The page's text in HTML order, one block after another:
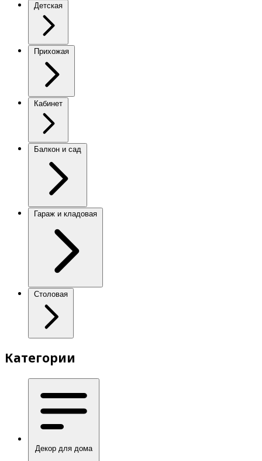
Детская
Прихожая
Кабинет
Балкон и сад
Гараж и кладовая
Столовая
Категории
Декор для дома